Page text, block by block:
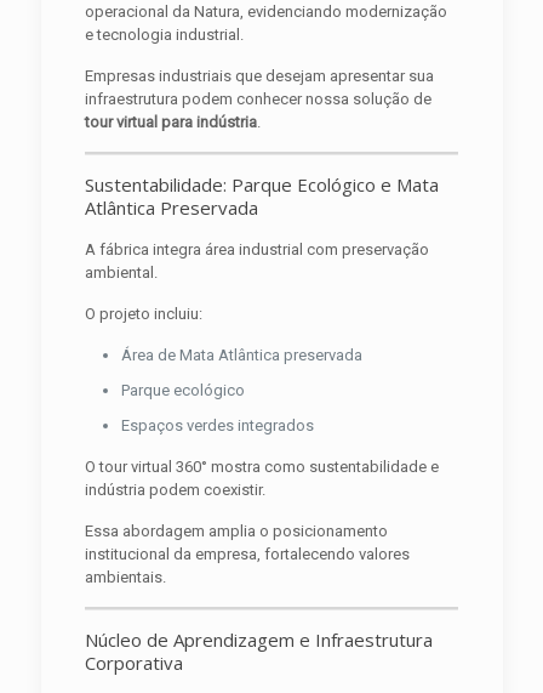
operacional da Natura, evidenciando modernização
e tecnologia industrial.
Empresas industriais que desejam apresentar sua
infraestrutura podem conhecer nossa solução de
tour virtual para indústria.
Sustentabilidade: Parque Ecológico e Mata
Atlântica Preservada
A fábrica integra área industrial com preservação
ambiental.
O projeto incluiu:
Área de Mata Atlântica preservada
Parque ecológico
Espaços verdes integrados
O tour virtual 360° mostra como sustentabilidade e
indústria podem coexistir.
Essa abordagem amplia o posicionamento
institucional da empresa, fortalecendo valores
ambientais.
Núcleo de Aprendizagem e Infraestrutura
Corporativa